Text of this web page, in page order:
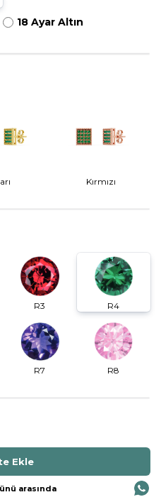
18 Ayar Altın
Kırmızı
R3 R4
R7 R8
arasında